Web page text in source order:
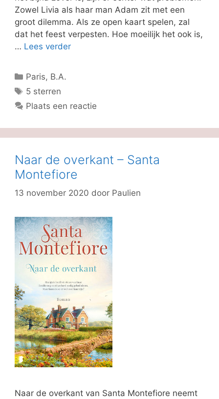
Zowel Livia als haar man Adam zit met een
groot dilemma. Als ze open kaart spelen, zal
dat het feest verpesten. Hoe moeilijk het ook is,
… Lees verder
Categorieën
Paris, B.A.
Tags
5 sterren
Plaats een reactie
Naar de overkant – Santa
Montefiore
13 november 2020 door Paulien
Naar de overkant van Santa Montefiore neemt